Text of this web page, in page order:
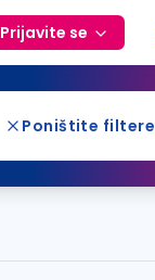
Prijavite se
Poništite filtere